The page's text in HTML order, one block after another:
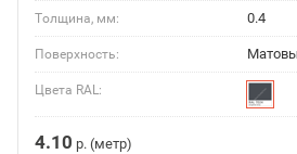
Толщина, мм: 0.4
Поверхность:
Цвета RAL:
4.10 р. (метр)